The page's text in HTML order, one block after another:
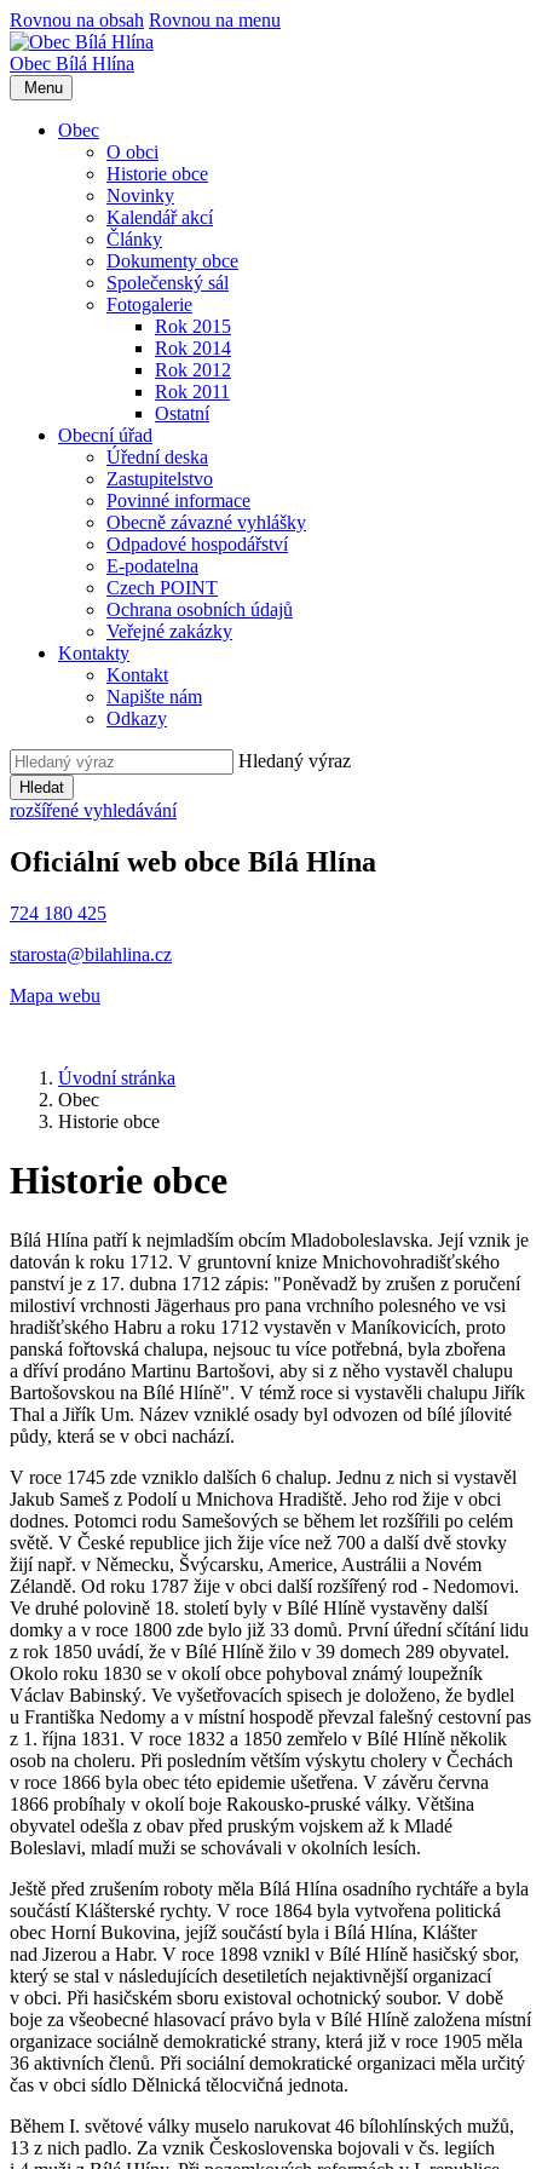
Rovnou na obsah Rovnou na menu
Obec Bílá Hlína
Menu
Obec
O obci
Historie obce
Novinky
Kalendář akcí
Články
Dokumenty obce
Společenský sál
Fotogalerie
Rok 2015
Rok 2014
Rok 2012
Rok 2011
Ostatní
Obecní úřad
Úřední deska
Zastupitelstvo
Povinné informace
Obecně závazné vyhlášky
Odpadové hospodářství
E-podatelna
Czech POINT
Ochrana osobních údajů
Veřejné zakázky
Kontakty
Kontakt
Napište nám
Odkazy
Hledaný výraz
Hledat
rozšířené vyhledávání
Oficiální web obce Bílá Hlína
724 180 425
starosta@bilahlina.cz
Mapa webu
Úvodní stránka
Obec
Historie obce
Historie obce
Bílá Hlína patří k nejmladším obcím Mladoboleslavska. Její vznik je
datován k roku 1712. V gruntovní knize Mnichovohradišťského
panství je z 17. dubna 1712 zápis: "Poněvadž by zrušen z poručení
milostiví vrchnosti Jägerhaus pro pana vrchního polesného ve vsi
hradišťského Habru a roku 1712 vystavěn v Maníkovicích, proto
panská fořtovská chalupa, nejsouc tu více potřebná, byla zbořena
a dříví prodáno Martinu Bartošovi, aby si z něho vystavěl chalupu
Bartošovskou na Bílé Hlíně". V témž roce si vystavěli chalupu Jiřík
Thal a Jiřík Um. Název vzniklé osady byl odvozen od bílé jílovité
půdy, která se v obci nachází.
V roce 1745 zde vzniklo dalších 6 chalup. Jednu z nich si vystavěl
Jakub Sameš z Podolí u Mnichova Hradiště. Jeho rod žije v obci
dodnes. Potomci rodu Samešových se během let rozšířili po celém
světě. V České republice jich žije více než 700 a další dvě stovky
žijí např. v Německu, Švýcarsku, Americe, Austrálii a Novém
Zélandě. Od roku 1787 žije v obci další rozšířený rod - Nedomovi.
Ve druhé polovině 18. století byly v Bílé Hlíně vystavěny další
domky a v roce 1800 zde bylo již 33 domů. První úřední sčítání lidu
z rok 1850 uvádí, že v Bílé Hlíně žilo v 39 domech 289 obyvatel.
Okolo roku 1830 se v okolí obce pohyboval známý loupežník
Václav Babinský. Ve vyšetřovacích spisech je doloženo, že bydlel
u Františka Nedomy a v místní hospodě převzal falešný cestovní pas
z 1. října 1831. V roce 1832 a 1850 zemřelo v Bílé Hlíně několik
osob na choleru. Při posledním větším výskytu cholery v Čechách
v roce 1866 byla obec této epidemie ušetřena. V závěru června
1866 probíhaly v okolí boje Rakousko-pruské války. Většina
obyvatel odešla z obav před pruským vojskem až k Mladé
Boleslavi, mladí muži se schovávali v okolních lesích.
Ještě před zrušením roboty měla Bílá Hlína osadního rychtáře a byla
součástí Klášterské rychty. V roce 1864 byla vytvořena politická
obec Horní Bukovina, jejíž součástí byla i Bílá Hlína, Klášter
nad Jizerou a Habr. V roce 1898 vznikl v Bílé Hlíně hasičský sbor,
který se stal v následujících desetiletích nejaktivnější organizací
v obci. Při hasičském sboru existoval ochotnický soubor. V době
boje za všeobecné hlasovací právo byla v Bílé Hlíně založena místní
organizace sociálně demokratické strany, která již v roce 1905 měla
36 aktivních členů. Při sociální demokratické organizaci měla určitý
čas v obci sídlo Dělnická tělocvičná jednota.
Během I. světové války muselo narukovat 46 bílohlínských mužů,
13 z nich padlo. Za vznik Československa bojovali v čs. legiích